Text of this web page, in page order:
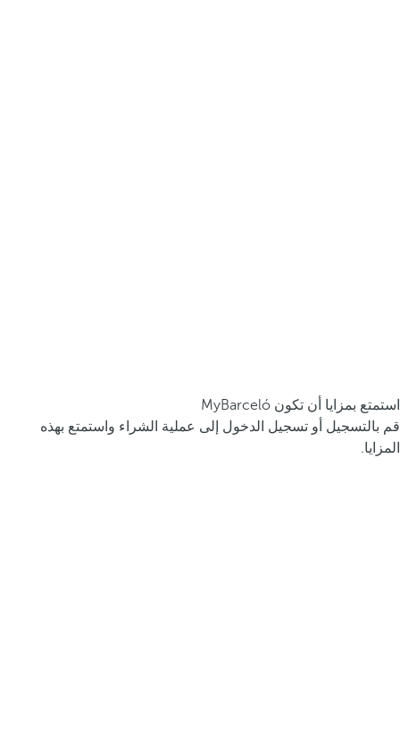
استمتع بمزايا أن تكون MyBarceló
قم بالتسجيل أو تسجيل الدخول إلى عملية الشراء واستمتع بهذه
المزايا.